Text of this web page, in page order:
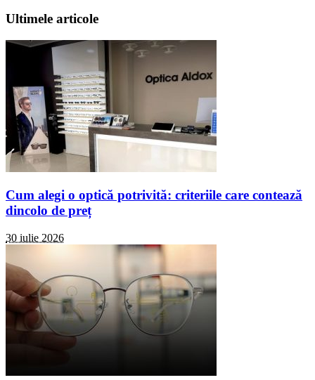
Ultimele articole
Cum alegi o optică potrivită: criteriile care contează
dincolo de preț
30 iulie 2026